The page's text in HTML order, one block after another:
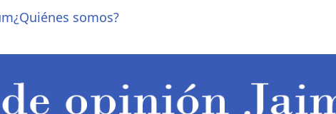
¿Quiénes somos?